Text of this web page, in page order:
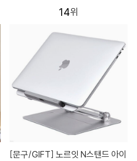
14
[문구/GIFT]